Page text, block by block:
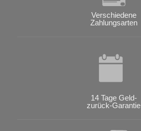
Verschiedene
Zahlungsarten
14 Tage Geld-
zurück-Garantie